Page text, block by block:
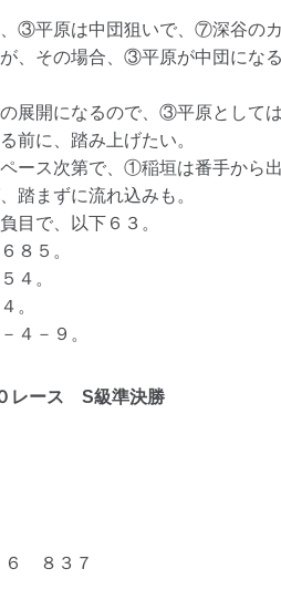
③平原は中団狙いで、⑦深谷のカ
、その場合、③平原が中団になる
展開になるので、③平原として
に、踏み上げたい。
ース次第で、①稲垣は番手から出
踏まずに流れ込みも。
目で、以下６３。
８５。
４。
。
４－９。
レース S級準決勝
８３７